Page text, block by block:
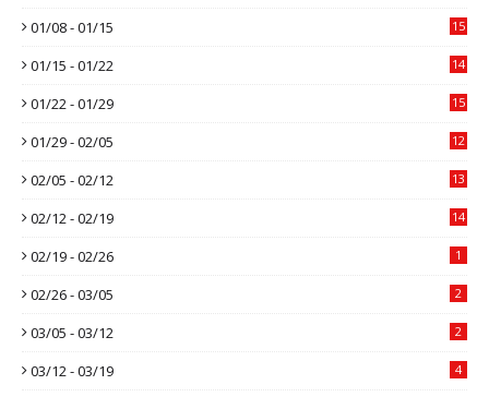
01/08 - 01/15 15
01/15 - 01/22 14
01/22 - 01/29 15
01/29 - 02/05 12
02/05 - 02/12 13
02/12 - 02/19 14
02/19 - 02/26 1
02/26 - 03/05 2
03/05 - 03/12 2
03/12 - 03/19 4